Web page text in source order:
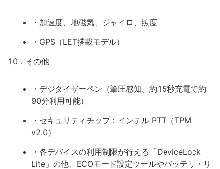
・加速度、地磁気、ジャイロ、照度
・GPS（LET搭載モデル）
10．その他
・デジタイザーペン（筆圧感知、約15秒充電で約
90分利用可能）
・セキュリティチップ：インテル PTT（TPM
v2.0）
・各デバイスの利用制限が行える「DeviceLock
Lite」の他、ECOモード設定ツールやバッテリ・リ